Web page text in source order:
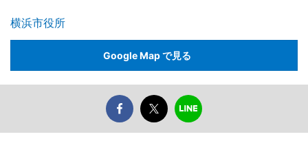
横浜市役所
Google Map で見る